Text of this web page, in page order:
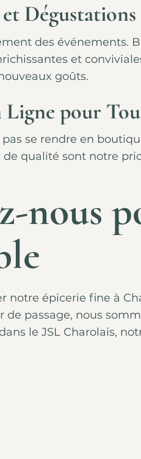
Dégustations
des événements.
et
goûts.
pour
se rendre en
qualité sont notre
nous
notre épicerie fine à
de passage, nous
le JSL Charolais,